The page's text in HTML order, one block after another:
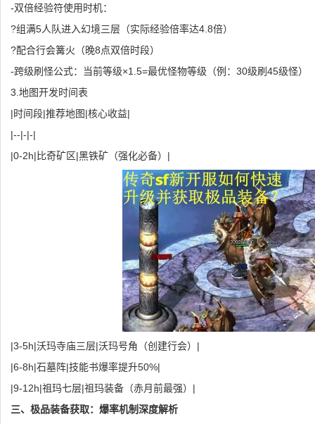
-双倍经验符使用时机：
?组满5人队进入幻境三层（实际经验倍率达4.8倍）
?配合行会篝火（晚8点双倍时段）
-跨级刷怪公式：当前等级×1.5=最优怪物等级（例：30级刷45级怪）
3.地图开发时间表
|时间段|推荐地图|核心收益|
|--|-|-|
|0-2h|比奇矿区|黑铁矿（强化必备）|
|3-5h|沃玛寺庙三层|沃玛号角（创建行会）|
|6-8h|石墓阵|技能书爆率提升50%|
|9-12h|祖玛七层|祖玛装备（赤月前最强）|
三、极品装备获取：爆率机制深度解析